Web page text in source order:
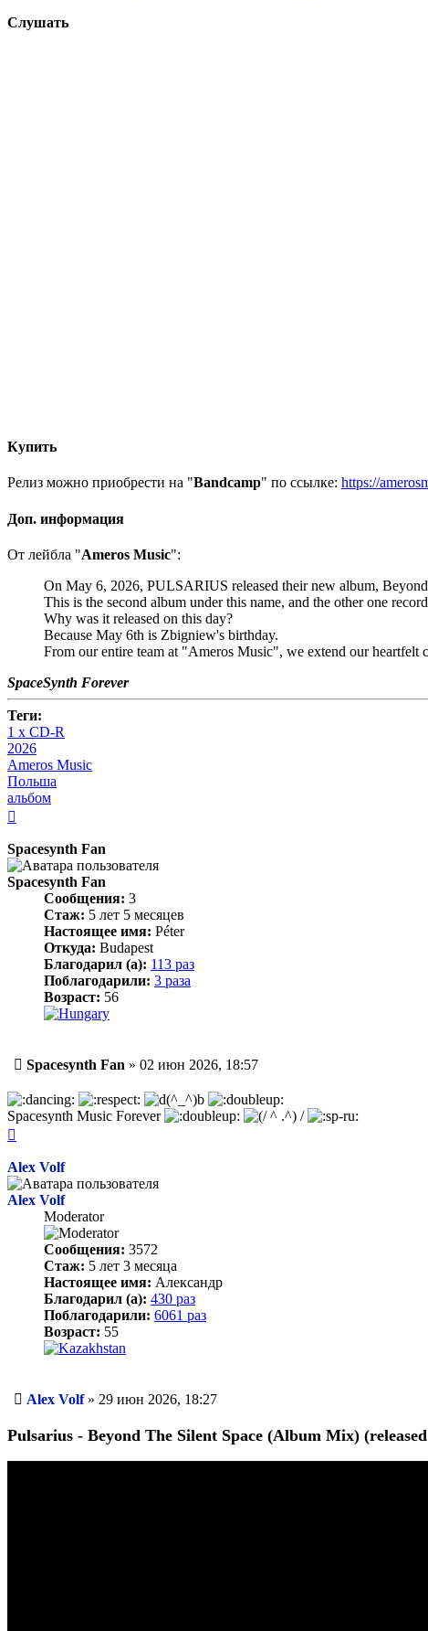
Слушать
Купить
Релиз можно приобрести на "Bandcamp" по ссылке: https://
Доп. информация
От лейбла "Ameros Music":
On May 6, 2026, PULSARIUS released their new album, Beyond
This is the second album under this name, and the other one
Why was it released on this day?
Because May 6th is Zbigniew's birthday.
From our entire team at "Ameros Music", we extend our heartfelt
SpaceSynth Forever
Теги:
1 x CD-R
2026
Ameros Music
Польша
альбом
началу
Spacesynth Fan
Spacesynth Fan
Сообщения: 3
Стаж: 5 лет 5 месяцев
Настоящее имя: Péter
Откуда: Budapest
Благодарил (а): 113 раз
Поблагодарили: 3 раза
Возраст: 56
Сообщение
Spacesynth Fan » 02 июн 2026, 18:57
Spacesynth Music Forever
началу
Alex Volf
Alex Volf
Moderator
Сообщения: 3572
Стаж: 5 лет 3 месяца
Настоящее имя: Александр
Благодарил (а): 430 раз
Поблагодарили: 6061 раз
Возраст: 55
Сообщение
Alex Volf» 29 июн 2026, 18:27
Pulsarius - Beyond The Silent Space (Album Mix)